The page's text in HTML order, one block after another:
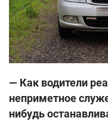
— Как водители
неприметное
нибудь